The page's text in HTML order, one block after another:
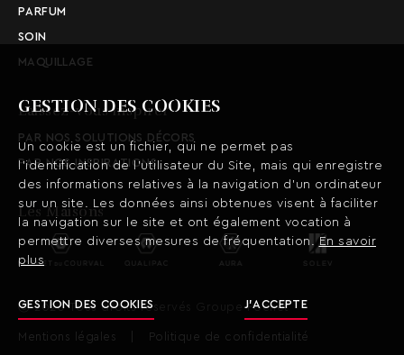
GESTION DES COOKIES
Un cookie est un fichier, qui ne permet pas
l’identification de l’utilisateur du Site, mais qui enregistre
des informations relatives à la navigation d’un ordinateur
sur un site. Les données ainsi obtenues visent à faciliter
la navigation sur le site et ont également vocation à
permettre diverses mesures de fréquentation.En savoir
plus
GESTION DES COOKIES J’ACCEPTE
PARFUM
SOIN
MAQUILLAGE
Laissez-vous inspirer
PAR NOS SOLUTIONS DÉCORS
PAR NOS INSPIRATIONS
Les Maisons
Ⓒ 2020 Tous droits réservés Groupe Pochet
Mentions légales Politique de confidentialité